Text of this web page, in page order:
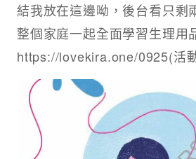
結我放在這邊呦，後台看只剩
整個家庭一起全面學習生理用
https://lovekira.one/0925(活